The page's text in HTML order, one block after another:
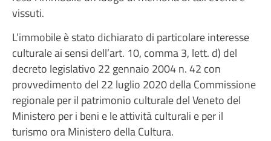
vissuti.
L’immobile è stato dichiarato di particolare interesse
culturale ai sensi dell’art. 10, comma 3, lett. d) del
decreto legislativo 22 gennaio 2004 n. 42 con
provvedimento del 22 luglio 2020 della Commissione
regionale per il patrimonio culturale del Veneto del
Ministero per i beni e le attività culturali e per il
turismo ora Ministero della Cultura.